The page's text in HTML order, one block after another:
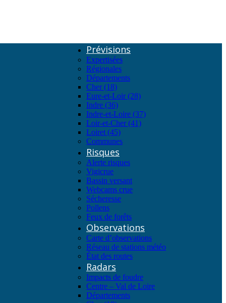
Prévisions
Expertisées
Régionales
Départements
Cher (18)
Eure-et-Loir (28)
Indre (36)
Indre-et-Loire (37)
Loir-et-Cher (41)
Loiret (45)
Communes
Risques
Alerte risques
Vigicrue
Bassin versant
Webcams crue
Sécheresse
Pollens
Feux de forêts
Observations
Carte d’observations
Réseau de stations météo
État des routes
Radars
Impacts de foudre
Centre – Val de Loire
Départements